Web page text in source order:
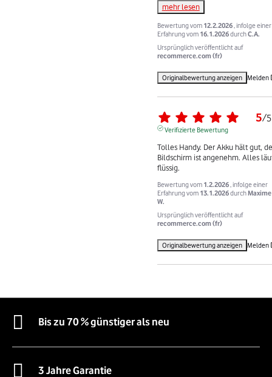
mehr lesen
Bewertung vom 12.2.2026 , infolge einer
Erfahrung vom 16.1.2026durchC.A.
Ursprünglich veröffentlicht auf
recommerce.com (fr)
Originalbewertung anzeigen Melden
5/5
Verifizierte Bewertung
Tolles Handy. Der Akku hält gut,
Bildschirm ist angenehm. Alles
flüssig.
Bewertung vom 1.2.2026 , infolge einer
Erfahrung vom 13.1.2026durchMaxime
W.
Ursprünglich veröffentlicht auf
recommerce.com (fr)
Originalbewertung anzeigen Melden
Bis zu 70 % günstiger als neu
3 Jahre Garantie